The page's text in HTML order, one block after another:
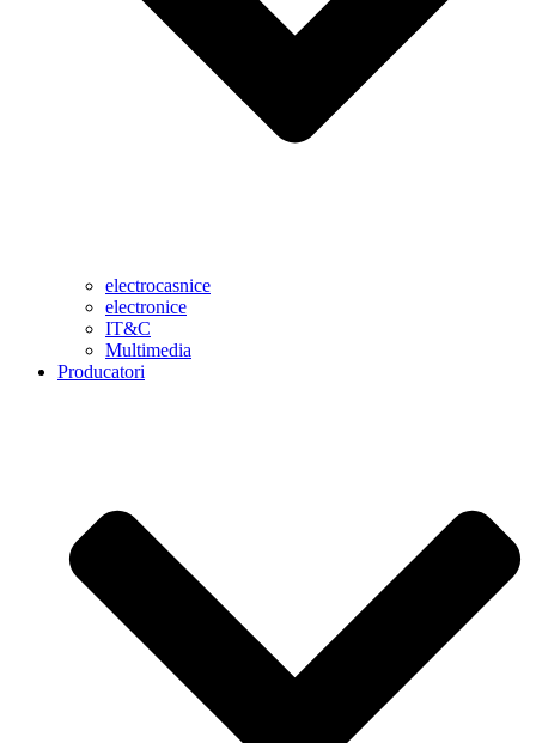
electrocasnice
electronice
IT&C
Multimedia
Producatori